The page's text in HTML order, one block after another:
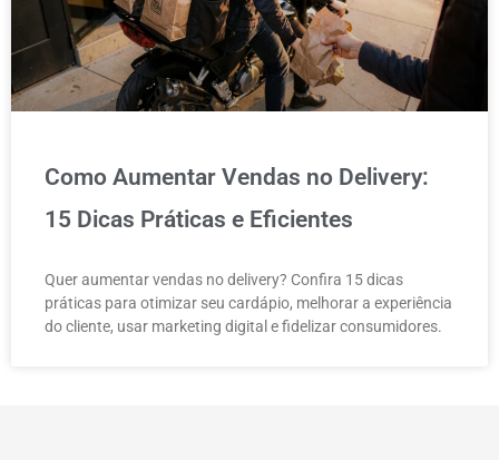
Como Aumentar Vendas no Delivery:
15 Dicas Práticas e Eficientes
Quer aumentar vendas no delivery? Confira 15 dicas
práticas para otimizar seu cardápio, melhorar a experiência
do cliente, usar marketing digital e fidelizar consumidores.